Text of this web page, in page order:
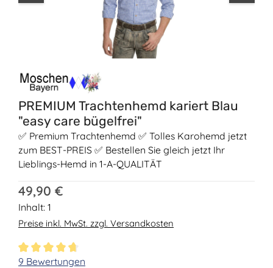
PREMIUM Trachtenhemd kariert Blau
"easy care bügelfrei"
✅ Premium Trachtenhemd ✅ Tolles Karohemd jetzt
zum BEST-PREIS ✅ Bestellen Sie gleich jetzt Ihr
Lieblings-Hemd in 1-A-QUALITÄT
Regulärer Preis:
49,90 €
Inhalt: 1
Preise inkl. MwSt. zzgl. Versandkosten
Durchschnittliche Bewertung von 4.67 von 5 Sternen
9 Bewertungen